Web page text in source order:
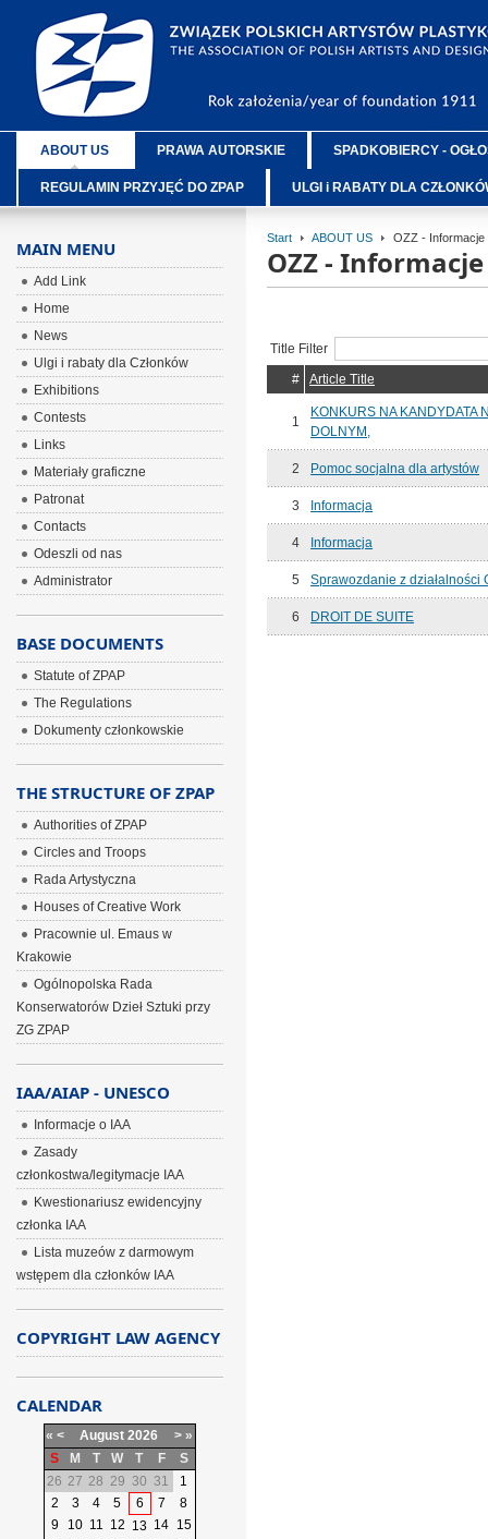
ABOUT US PRAWA AUTORSKIE SPADKOBIERCY -
REGULAMIN PRZYJĘĆ DO ZPAP ULGI i RABATY DLA
Start ABOUT US OZZ - Informacje
OZZ -
Title Filter
#
Article Title
1
KONKURS NA KANDYDATA
DOLNYM,
2 Pomoc socjalna dla artystów
3 Informacja
4 Informacja
5 Sprawozdanie z działalności
6 DROIT DE SUITE
MAIN MENU
Add Link
Home
News
Ulgi i rabaty dla Członków
Exhibitions
Contests
Links
Materiały graficzne
Patronat
Contacts
Odeszli od nas
Administrator
BASE DOCUMENTS
Statute of ZPAP
The Regulations
Dokumenty członkowskie
THE STRUCTURE OF ZPAP
Authorities of ZPAP
Circles and Troops
Rada Artystyczna
Houses of Creative Work
Pracownie ul. Emaus w
Krakowie
Ogólnopolska Rada
Konserwatorów Dzieł Sztuki przy
ZG ZPAP
IAA/AIAP - UNESCO
Informacje o IAA
Zasady
członkostwa/legitymacje IAA
Kwestionariusz ewidencyjny
członka IAA
Lista muzeów z darmowym
wstępem dla członków IAA
COPYRIGHT LAW AGENCY
CALENDAR
« < August 2026 > »
S
M T W T F
S
26 27 28 29 30 31
1
2
3 4 5 6 7
8
9
10 11 12 13 14 15